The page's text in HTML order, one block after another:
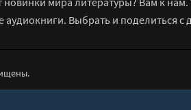
аудиокниги. Выбрать и поделиться